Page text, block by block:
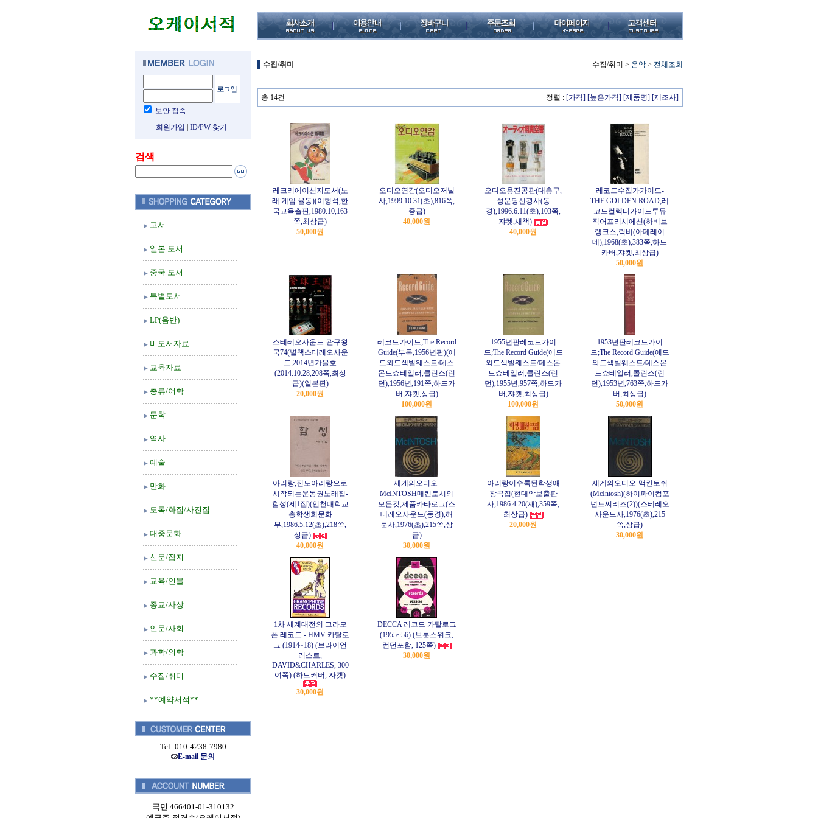
보안 접속
회원가입
ID/PW 찾기
검색
고서
일본 도서
중국 도서
특별도서
LP(음반)
비도서자료
교육자료
총류/어학
문학
역사
예술
만화
도록/화집/사진집
대중문화
신문/잡지
교육/인물
종교/사상
인문/사회
과학/의학
수집/취미
**예약서적**
Tel: 010-4238-7980
E-mail 문의
국민 466401-01-310132
수집/취미 수집/취미 > 음악 > 전체조회
총 14건 정렬 : [가격] [높은가격] [제품명] [제조사]
레크리에이션지도서(노
래.게임.율동)(이형석,한
국교육출판,1980.10,163
쪽,최상급)
50,000원
오디오연감(오디오저널
사,1999.10.31(초),816쪽,
중급)
40,000원
오디오용진공관(대총구,
성문당신광사(동
경),1996.6.11(초),103쪽,
쟈켓,새책)
40,000원
레코드수집가가이드-
THE GOLDEN ROAD;레
코드컬렉터가이드투뮤
직어프리시에션(하비브
랭크스,릭비(아데레이
데),1968(초),383쪽,하드
카버,쟈켓,최상급)
50,000원
스테레오사운드-관구왕
국74(별책스테레오사운
드,2014년가을호
(2014.10.28,208쪽,최상
급)(일본판)
20,000원
레코드가이드;The Record
Guide(부록,1956년판)(에
드와드색빌웨스트/데스
몬드쇼테일러,콜린스(런
던),1956년,191쪽,하드카
버,쟈켓,상급)
100,000원
1955년판레코드가이
드;The Record Guide(에드
와드색빌웨스트/데스몬
드쇼테일러,콜린스(런
던),1955년,957쪽,하드카
버,쟈켓,최상급)
100,000원
1953년판레코드가이
드;The Record Guide(에드
와드색빌웨스트/데스몬
드쇼테일러,콜린스(런
던),1953년,763쪽,하드카
버,최상급)
50,000원
아리랑,진도아리랑으로
시작되는운동권노래집-
함성(제1집)(인천대학교
총학생회문화
부,1986.5.12(초),218쪽,
상급)
40,000원
세계의오디오-
McINTOSH매킨토시의
모든것;제품카타로그(스
테레오사운드(동경),해
문사,1976(초),215쪽,상
급)
30,000원
아리랑이수록된학생애
창곡집(현대악보출판
사,1986.4.20(재),359쪽,
최상급)
20,000원
세계의오디오-맥킨토쉬
(McIntosh)(하이파이컴포
넌트씨리즈(2))(스테레오
사운드사,1976(초),215
쪽,상급)
30,000원
1차 세계대전의 그라모
폰 레코드 - HMV 카탈로
그 (1914~18) (브라이언
러스트,
DAVID&CHARLES, 300
여쪽) (하드커버, 자켓)
30,000원
DECCA 레코드 카탈로그
(1955~56) (브룬스위크,
런던포함, 125쪽)
30,000원